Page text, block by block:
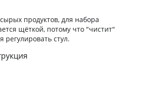
продуктов, для набора
щёткой, потому что "чистит"
регулировать стул.